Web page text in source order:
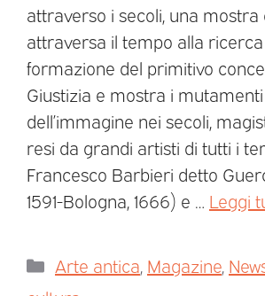
attraverso i secoli, una mostra
attraversa il tempo alla
formazione del primitivo
Giustizia e mostra i mutamenti
dell’immagine nei secoli,
resi da grandi artisti di tutti i
Francesco Barbieri detto
1591-Bologna, 1666) e … Leggi
Arte antica Magazine